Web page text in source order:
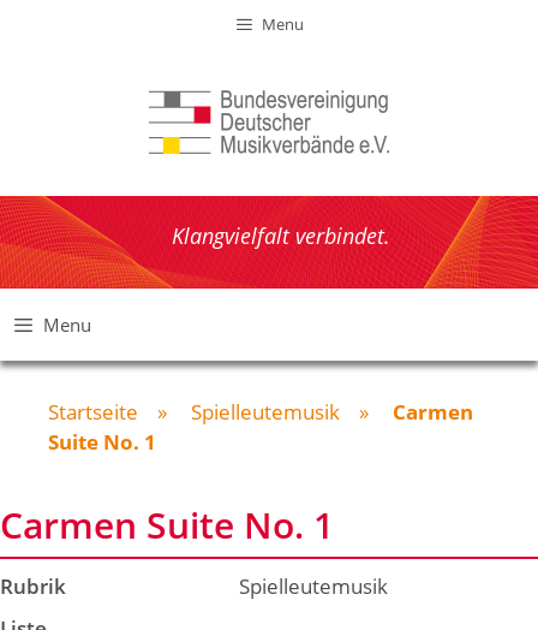
Menu
Klangvielfalt verbindet.
Menu
Startseite » Spielleutemusik » Carmen
Suite No. 1
Carmen Suite No. 1
Rubrik
Spielleutemusik